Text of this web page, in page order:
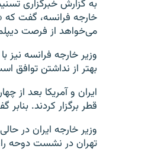
به گزارش خبرگزاری
خارجه فرانسه، گفت که
می‌خواهد از فرصت
وزیر خارجه فرانسه نیز
بهتر از نداشتن توافق
ایران و آمریکا بعد از
قطر برگزار کردند.
وزیر خارجه ایران در
تهران در نشست دوحه